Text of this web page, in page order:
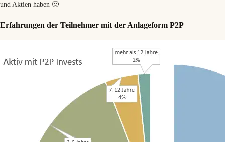
und Aktien haben 🙂
Erfahrungen der Teilnehmer mit der Anlageform P2P